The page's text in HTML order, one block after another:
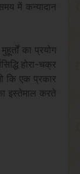
में कन्यादान
का प्रयोग
होरा-चक्र
कि एक प्रकार
इस्तेमाल करते